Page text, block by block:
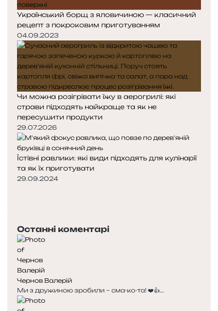
Український борщ з яловичиною — класичний
рецепт з покроковим приготуванням
04.09.2023
Чи можна розігрівати їжу в аерогрилі: які
страви підходять найкраще та як не
пересушити продукти
29.07.2026
Їстівні равлики: які види підходять для кулінарії
та як їх приготувати
29.09.2024
Останні коментарі
Чернов Валерій
Ми з дружиною зробили – сма-ко-та! ❤️👍...